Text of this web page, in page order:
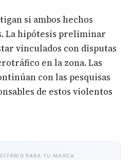
si ambos hechos
La hipótesis preliminar
vinculados con disputas
en la zona. Las
con las pesquisas
de estos violentos
PARA TU MARCA